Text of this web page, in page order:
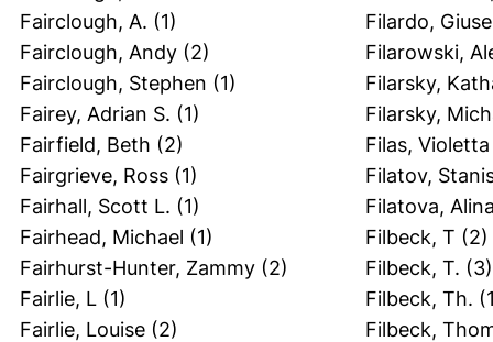
Fairclough, A. (1)
Fairclough, Andy (2)
Fairclough, Stephen (1)
Fairey, Adrian S. (1)
Fairfield, Beth (2)
Fairgrieve, Ross (1)
Fairhall, Scott L. (1)
Fairhead, Michael (1)
Fairhurst-Hunter, Zammy (2)
Fairlie, L (1)
Fairlie, Louise (2)
Filardo,
Filarowski,
Filarsky,
Filarsky,
Filas, Violetta
Filatov,
Filatova,
Filbeck, T (2)
Filbeck, T. (3)
Filbeck, Th.
Filbeck,